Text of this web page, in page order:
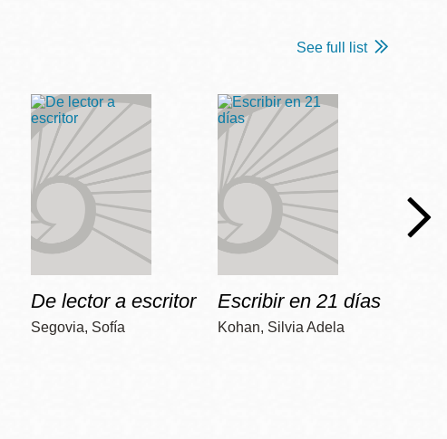
See full list
De lector a escritor
Segovia, Sofía
Escribir en 21 días
Kohan, Silvia Adela